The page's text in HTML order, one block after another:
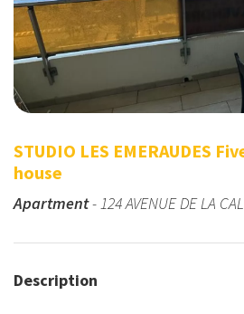
STUDIO LES EMERAUDES
house
Apartment- 124 AVENUE DE LA
Description